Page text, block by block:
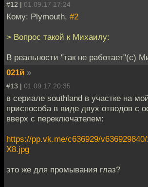
#12 | 01.09.17 17:24
Кому: Plymouth, #2
> Вопрос такой к Михаилу:
В реальности "так не работает"(с)
021й »
#13 | 01.09.17 20:35
в сериале southland в участке на
приспособа в виде двух отводов с
вверх с переключателем:
https://pp.vk.me/c636929/
X8.jpg
это же для промывания глаз?